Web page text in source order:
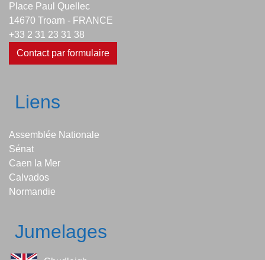
Place Paul Quellec
14670 Troarn - FRANCE
+33 2 31 23 31 38
Contact par formulaire
Liens
Assemblée Nationale
Sénat
Caen la Mer
Calvados
Normandie
Jumelages